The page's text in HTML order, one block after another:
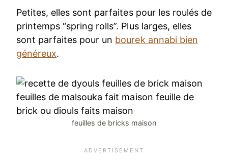
Petites, elles sont parfaites pour les roulés de
printemps “spring rolls”. Plus larges, elles
sont parfaites pour un bourek annabi bien
généreux.
feuilles de bricks maison